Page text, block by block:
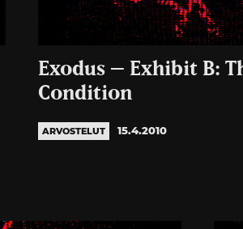
Exodus – Exhibit B:
Condition
ARVOSTELUT 15.4.2010